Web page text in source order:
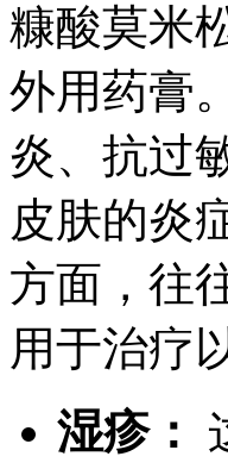
糠酸莫米
外用药膏
炎、抗过
皮肤的炎
方面，往
用于治疗
湿疹：